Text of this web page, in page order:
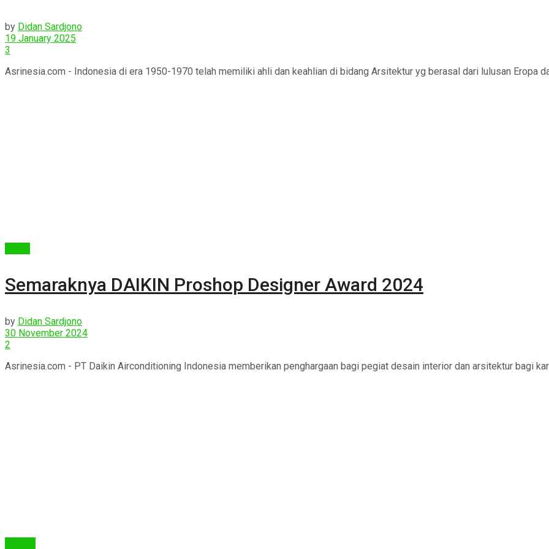
by Didan Sardjono
19 January 2025
3
Asrinesia.com - Indonesia di era 1950-1970 telah memiliki ahli dan keahlian di bidang Arsitektur yg berasal dari lulusan Eropa
Semaraknya DAIKIN Proshop Designer Award 2024
by Didan Sardjono
30 November 2024
2
Asrinesia.com - PT Daikin Airconditioning Indonesia memberikan penghargaan bagi pegiat desain interior dan arsitektur bagi